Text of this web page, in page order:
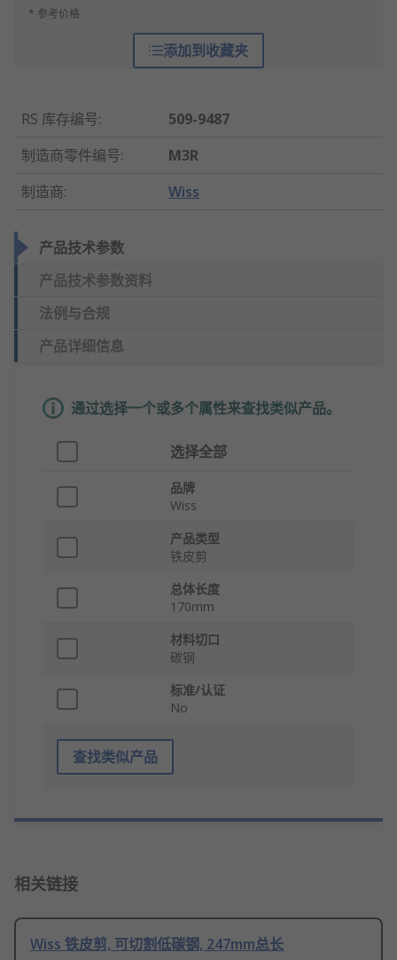
* 参考价格
添加到收藏夹
RS 库存编号:
509-9487
制造商零件编号:
M3R
制造商: Wiss
产品技术参数
产品技术参数资料
法例与合规
产品详细信息
通过选择一个或多个属性来查找类似产品。
选择全部
品牌
Wiss
产品类型
铁皮剪
总体长度
170mm
材料切口
碳钢
标准/认证
No
查找类似产品
相关链接
Wiss 铁皮剪, 可切割低碳钢, 247mm总长